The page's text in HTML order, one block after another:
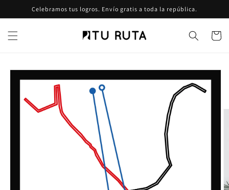
directamente
al contenido
Celebramos tus logros. Envío gratis a toda la república.
Carrito
directamente
a la
del producto